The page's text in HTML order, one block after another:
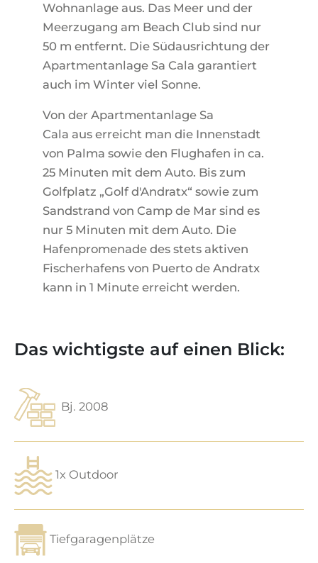
Wohnanlage aus. Das Meer und der
Meerzugang am Beach Club sind nur
50 m entfernt. Die Südausrichtung der
Apartmentanlage Sa Cala garantiert
auch im Winter viel Sonne.
Von der Apartmentanlage Sa
Cala aus erreicht man die Innenstadt
von Palma sowie den Flughafen in ca.
25 Minuten mit dem Auto. Bis zum
Golfplatz „Golf d'Andratx“ sowie zum
Sandstrand von Camp de Mar sind es
nur 5 Minuten mit dem Auto. Die
Hafenpromenade des stets aktiven
Fischerhafens von Puerto de Andratx
kann in 1 Minute erreicht werden.
Das wichtigste auf einen Blick:
Bj. 2008
1x Outdoor
Tiefgaragenplätze